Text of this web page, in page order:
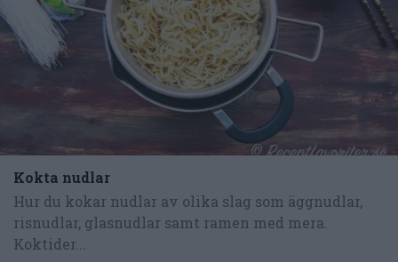
Kokta nudlar
Hur du kokar nudlar av olika slag som äggnudlar,
risnudlar, glasnudlar samt ramen med mera.
Koktider...